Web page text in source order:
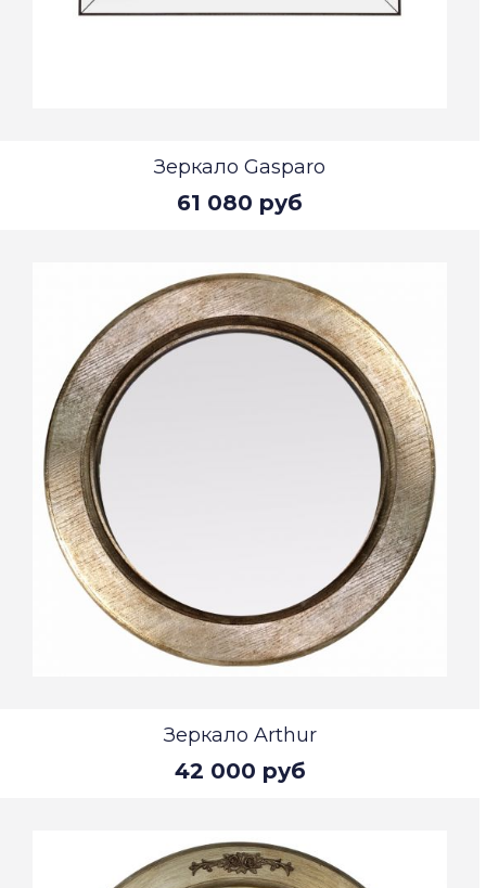
Зеркало Gasparo
61 080 руб
Зеркало Arthur
42 000 руб